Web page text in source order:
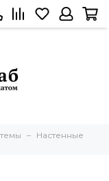
Настенные